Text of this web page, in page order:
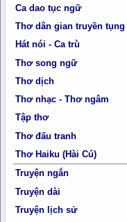
Ca dao tục ngữ
Thơ dân gian truyền tụng
Hát nói - Ca trù
Thơ song ngữ
Thơ dịch
Thơ nhạc - Thơ ngâm
Tập thơ
Thơ đấu tranh
Thơ Haiku (Hài Cú)
Truyện ngắn
Truyện dài
Truyện lịch sử